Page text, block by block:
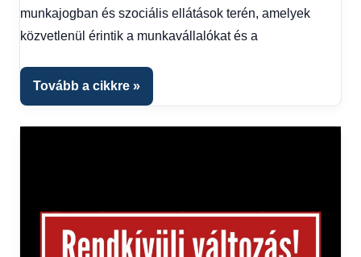
fórum
munkajogban és szociális ellátások terén, amelyek
közvetlenül érintik a munkavállalókat és a
Tovább a cikkre